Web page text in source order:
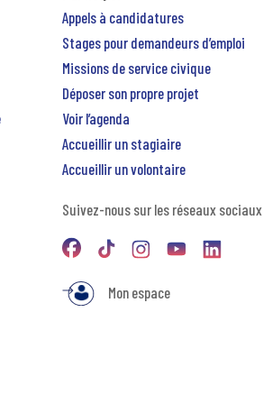
Appels à candidatures
Stages pour demandeurs d’emploi
Missions de service civique
Déposer son propre projet
Voir l’agenda
Accueillir un stagiaire
Accueillir un volontaire
Suivez-nous sur les réseaux sociaux
Mon espace